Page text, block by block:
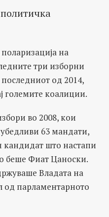
на
три изборни
од 2014,
големите коалиции.
во 2008, кои
63 мандати,
кандидат што настапи
беше Фиат Цаноски.
Владата на
од парламентарното